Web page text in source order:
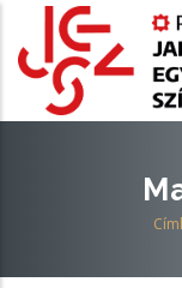
tartalomra